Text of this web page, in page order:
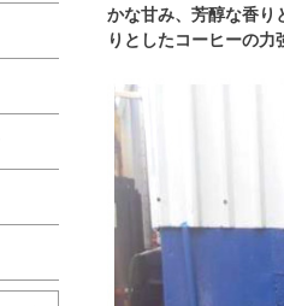
かな甘み、芳醇な香り
りとしたコーヒーの力